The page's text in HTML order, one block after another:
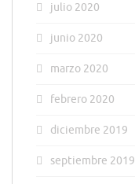
julio 2020
junio 2020
marzo 2020
febrero 2020
diciembre 2019
septiembre 2019